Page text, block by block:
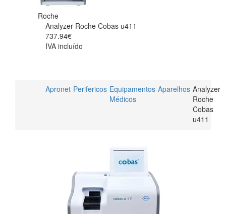
Roche
Analyzer Roche Cobas u411
737.94€
IVA incluído
Apronet Perifericos Equipamentos
Médicos
Aparelhos Analyzer
Roche
Cobas
u411